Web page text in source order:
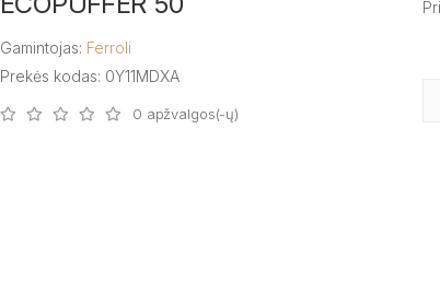
Gamintojas: Ferroli
Prekės kodas: 0Y11MDXA
0 apžvalgos(-ų)